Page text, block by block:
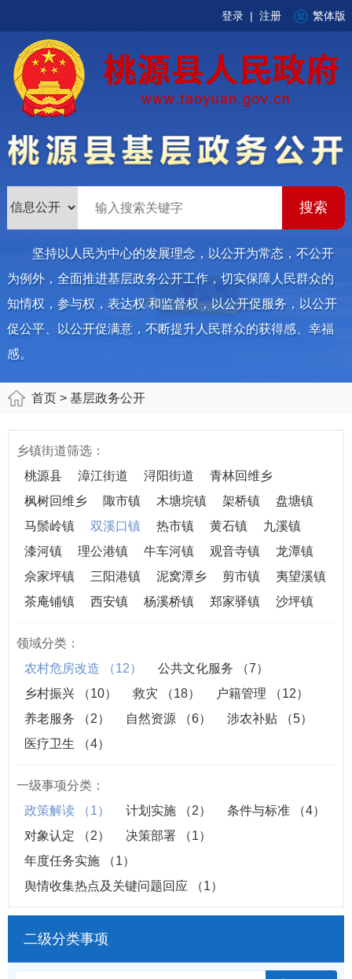
登录 | 注册 繁体版
坚持以人民为中心的发展理念，以公开为常态，不公开
为例外，全面推进基层政务公开工作，切实保障人民群众的
知情权，参与权，表达权 和监督权，以公开促服务，以公开
促公平、以公开促满意，不断提升人民群众的获得感、幸福
感。
首页 > 基层政务公开
乡镇街道筛选：
桃源县
漳江街道 浔阳街道
青林回维乡
枫树回维乡
陬市镇 木塘垸镇 架桥镇
盘塘镇
马鬃岭镇
双溪口镇 热市镇 黄石镇
九溪镇
漆河镇
理公港镇 牛车河镇 观音寺镇
龙潭镇
佘家坪镇
三阳港镇 泥窝潭乡 剪市镇
夷望溪镇
茶庵铺镇
西安镇 杨溪桥镇 郑家驿镇 沙坪镇
领域分类：
农村危房改造
（12） 公共文化服务
（7）
乡村振兴
（10） 救灾 （18） 户籍管理
（12）
养老服务
（2） 自然资源 （6） 涉农补贴
（5）
医疗卫生
（4）
一级事项分类：
政策解读
（1） 计划实施 （2） 条件与标准
（4）
对象认定
（2） 决策部署
（1）
年度任务实施
（1）
舆情收集热点及关键问题回应
（1）
二级分类事项